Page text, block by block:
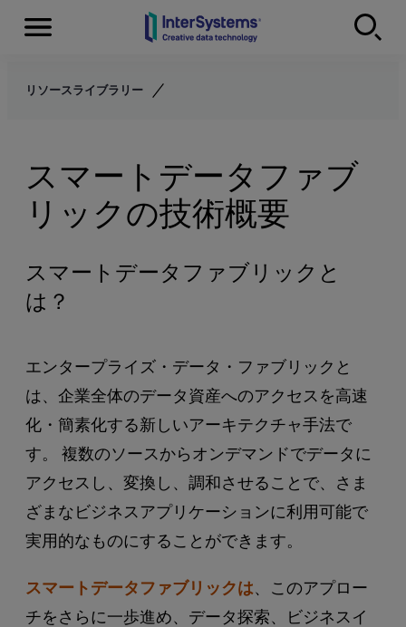
Skip to content
Menu
リソースライブラリー
スマートデータファブ
リックの技術概要
スマートデータファブリックと
は？
エンタープライズ・データ・ファブリックと
は、企業全体のデータ資産へのアクセスを高速
化・簡素化する新しいアーキテクチャ手法で
す。 複数のソースからオンデマンドでデータに
アクセスし、変換し、調和させることで、さま
ざまなビジネスアプリケーションに利用可能で
実用的なものにすることができます。
スマートデータファブリックは、このアプロー
チをさらに一歩進め、データ探索、ビジネスイ